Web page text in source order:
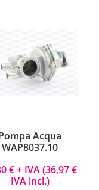
Acqua
WAP8037.10
€+ IVA (36,97€
IVA incl.)